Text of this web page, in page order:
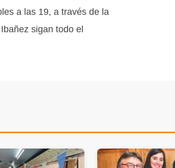
a las 19, a través de la
sigan todo el